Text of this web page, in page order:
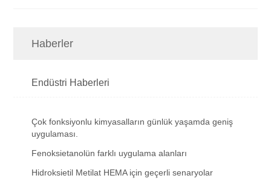
Haberler
Endüstri Haberleri
Çok fonksiyonlu kimyasalların günlük yaşamda geniş
uygulaması.
Fenoksietanolün farklı uygulama alanları
Hidroksietil Metilat HEMA için geçerli senaryolar